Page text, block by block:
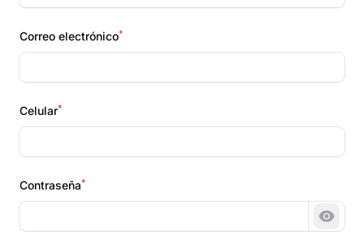
Correo electrónico*
Celular*
Contraseña*